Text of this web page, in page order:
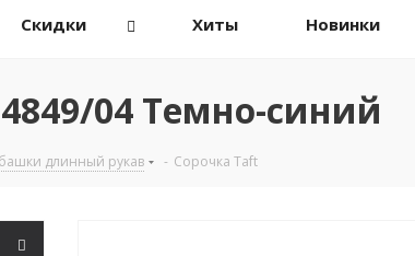
Скидки Хиты Новинки
04 Темно-синий
длинный рукав - Сорочка Taft